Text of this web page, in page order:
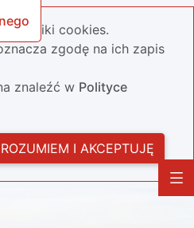
pliki cookies.
zgodę na ich zapis
znaleźć w Polityce
ROZUMIEM I AKCEPTUJĘ